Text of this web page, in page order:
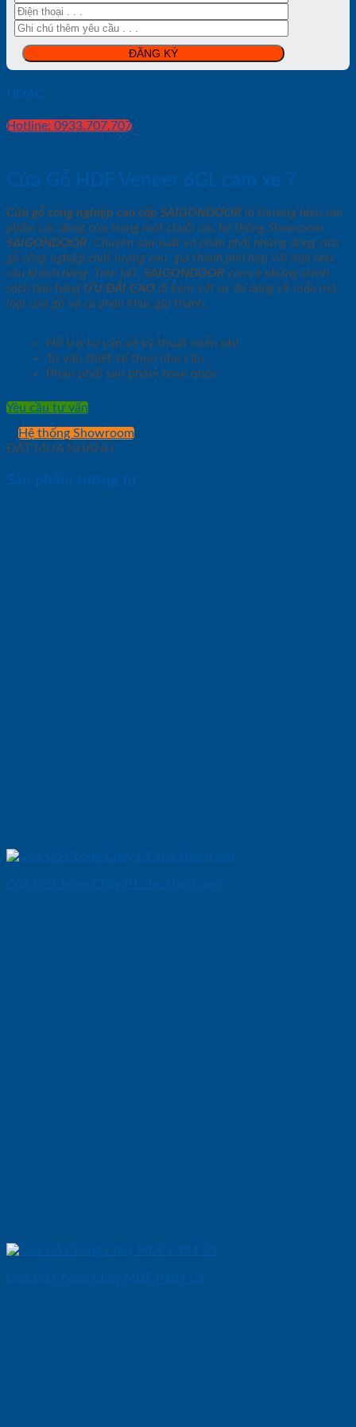
HOẶC
Hotline: 0933.707.707
Cửa Gỗ HDF Veneer 6GL cam xe 7
Cửa gỗ công nghiệp cao cấp SAIGONDOOR là thương hiệu sản
phẩm các dòng cửa trong một chuỗi các hệ thống Showroom
SAIGONDOOR. Chuyên sản xuất và phân phối những dòng cửa
gỗ công nghiệp chất lượng cao, giá thành phù hợp với mọi nhu
cầu khách hàng. Trên hết, SAIGONDOOR còn có những chính
sách bán hàng ƯU ĐÃI CAO đi kèm với sự đa dạng về mẫu mã,
loại cửa gỗ và cả phân khúc giá thành.
Hỗ trợ tư vấn về kỹ thuật miễn phí
Tư vấn thiết kế theo nhu cầu
Phân phối sản phẩm toàn quốc
Yêu cầu tư vấn
Hệ thống Showroom
ĐẶT MUA NHANH
Sản phẩm tương tự
Cửa Gỗ Chống Cháy P1 cho khach san
Cửa Gỗ Chống Cháy MDF P1R4 C1